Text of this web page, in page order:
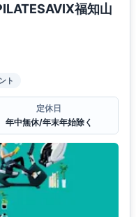
福知山
ト
定休日
年中無休/年末年始除く